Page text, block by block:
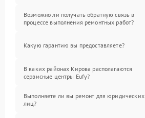
Возможно ли получать обратную связь в
процессе выполнения ремонтных работ?
Какую гарантию вы предоставляете?
В каких районах Кирова располагаются
сервисные центры Eufy?
Выполняете ли вы ремонт для юридических
лиц?